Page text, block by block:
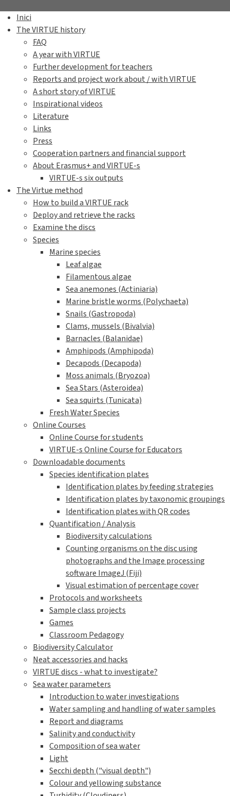
Inici
The VIRTUE history
FAQ
A year with VIRTUE
Further development for teachers
Reports and project work about / with VIRTUE
A short story of VIRTUE
Inspirational videos
Literature
Links
Press
Cooperation partners and financial support
About Erasmus+ and VIRTUE-s
VIRTUE-s six outputs
The Virtue method
How to build a VIRTUE rack
Deploy and retrieve the racks
Examine the discs
Species
Marine species
Leaf algae
Filamentous algae
Sea anemones (Actiniaria)
Marine bristle worms (Polychaeta)
Snails (Gastropoda)
Clams, mussels (Bivalvia)
Barnacles (Balanidae)
Amphipods (Amphipoda)
Decapods (Decapoda)
Moss animals (Bryozoa)
Sea Stars (Asteroidea)
Sea squirts (Tunicata)
Fresh Water Species
Online Courses
Online Course for students
VIRTUE-s Online Course for Educators
Downloadable documents
Species identification plates
Identification plates by feeding strategies
Identification plates by taxonomic groupings
Identification plates with QR codes
Quantification / Analysis
Biodiversity calculations
Counting organisms on the disc using
photographs and the Image processing
software ImageJ (Fiji)
Visual estimation of percentage cover
Protocols and worksheets
Sample class projects
Games
Classroom Pedagogy
Biodiversity Calculator
Neat accessories and hacks
VIRTUE discs - what to investigate?
Sea water parameters
Introduction to water investigations
Water sampling and handling of water samples
Report and diagrams
Salinity and conductivity
Composition of sea water
Light
Secchi depth ("visual depth")
Colour and yellowing substance